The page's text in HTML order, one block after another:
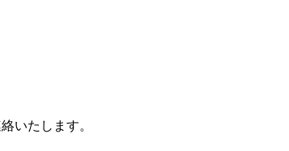
いたします。